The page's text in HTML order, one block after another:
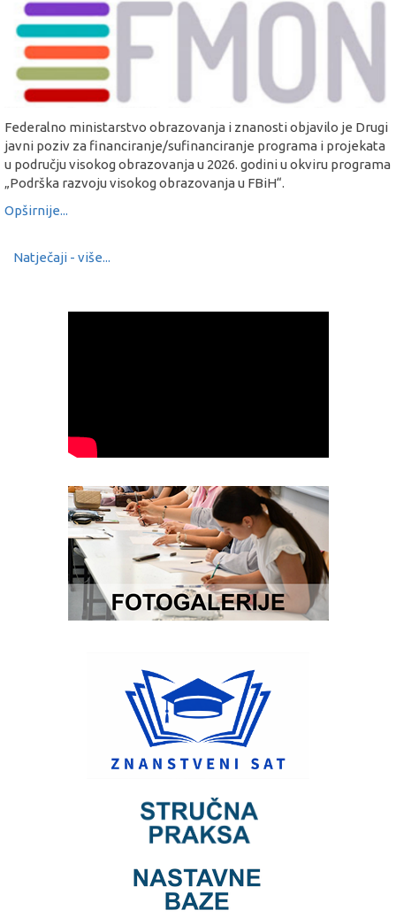
Federalno ministarstvo obrazovanja i znanosti objavilo je Drugi
javni poziv za financiranje/sufinanciranje programa i projekata
u području visokog obrazovanja u 2026. godini u okviru programa
„Podrška razvoju visokog obrazovanja u FBiH“.
Opširnije...
Natječaji - više...